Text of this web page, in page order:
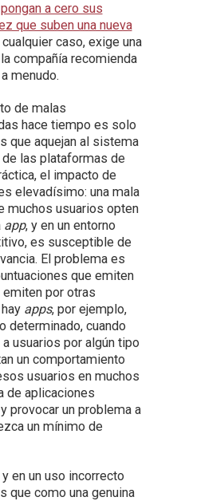
a cero sus
que suben una nueva
caso, exige una
compañía recomienda
menudo.
de malas
hace tiempo es solo
que aquejan al sistema
las plataformas de
el impacto de
elevadísimo: una mala
muchos usuarios opten
app, y en un entorno
es susceptible de
El problema es
que emiten
por otras
apps, por ejemplo,
determinado, cuando
usuarios por algún tipo
un comportamiento
usuarios en muchos
de aplicaciones
provocar un problema a
un mínimo de
en un uso incorrecto
que como una genuina